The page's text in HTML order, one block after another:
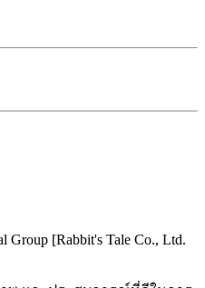
Group [Rabbit's Tale Co., Ltd.